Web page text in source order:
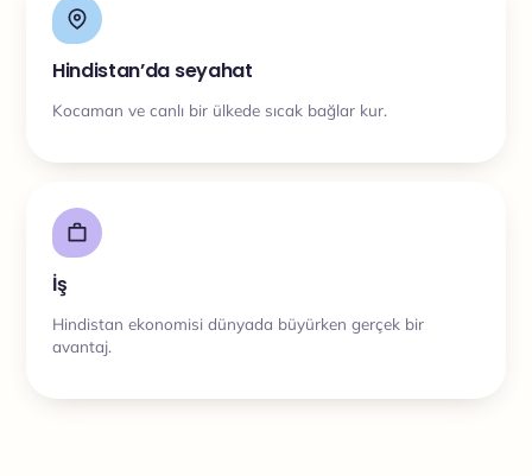
Hindistan’da seyahat
Kocaman ve canlı bir ülkede sıcak bağlar kur.
İş
Hindistan ekonomisi dünyada büyürken gerçek bir
avantaj.